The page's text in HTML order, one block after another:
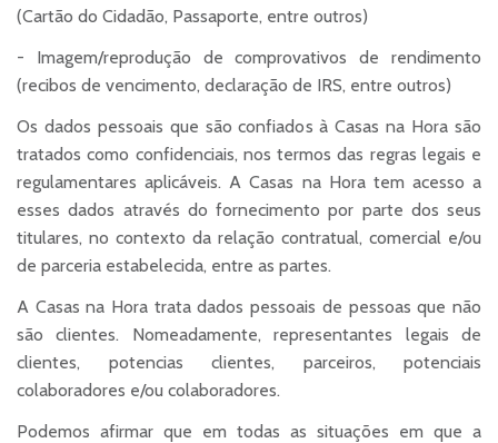
(Cartão do Cidadão, Passaporte, entre outros)
- Imagem/reprodução de comprovativos de rendimento
(recibos de vencimento, declaração de IRS, entre outros)
Os dados pessoais que são confiados à Casas na Hora são
tratados como confidenciais, nos termos das regras legais e
regulamentares aplicáveis. A Casas na Hora tem acesso a
esses dados através do fornecimento por parte dos seus
titulares, no contexto da relação contratual, comercial e/ou
de parceria estabelecida, entre as partes.
A Casas na Hora trata dados pessoais de pessoas que não
são clientes. Nomeadamente, representantes legais de
clientes, potencias clientes, parceiros, potenciais
colaboradores e/ou colaboradores.
Podemos afirmar que em todas as situações em que a